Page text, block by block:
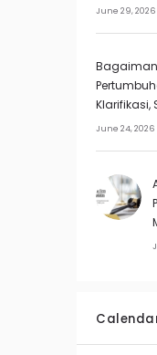
June 29, 2026
Klarifikasi,
June 24, 2026